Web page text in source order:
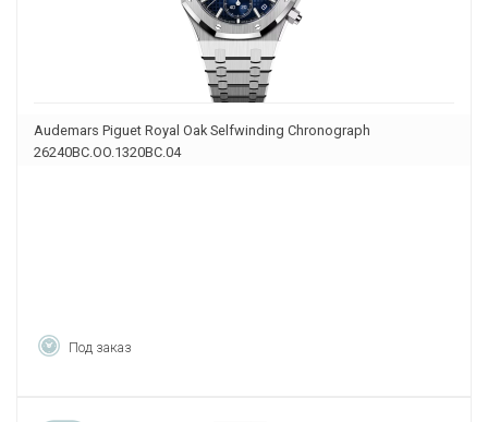
Audemars Piguet Royal Oak Selfwinding Chronograph
26240BC.OO.1320BC.04
Под заказ